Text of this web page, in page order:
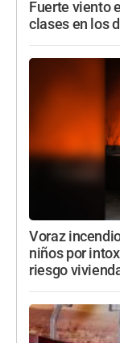
Fuerte viento
clases en los
Voraz
niños por
riesgo